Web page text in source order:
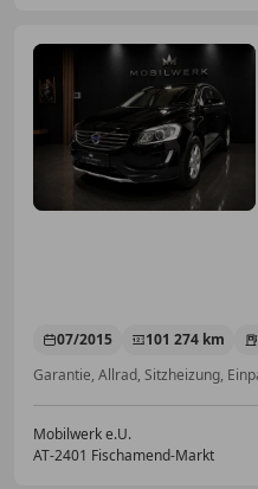
07/2015 101 274 km
Mobilwerk e.U.
AT-2401 Fischamend-Markt